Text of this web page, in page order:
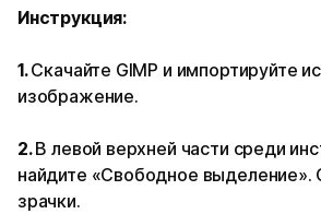
Инструкция:
1.Скачайте GIMP и импортируйте
изображение.
2.В левой верхней части среди
найдите «Свободное выделение».
зрачки.